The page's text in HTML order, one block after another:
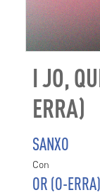
I JO,
ERRA)
SANXO
Con
OR (O-ERRA)